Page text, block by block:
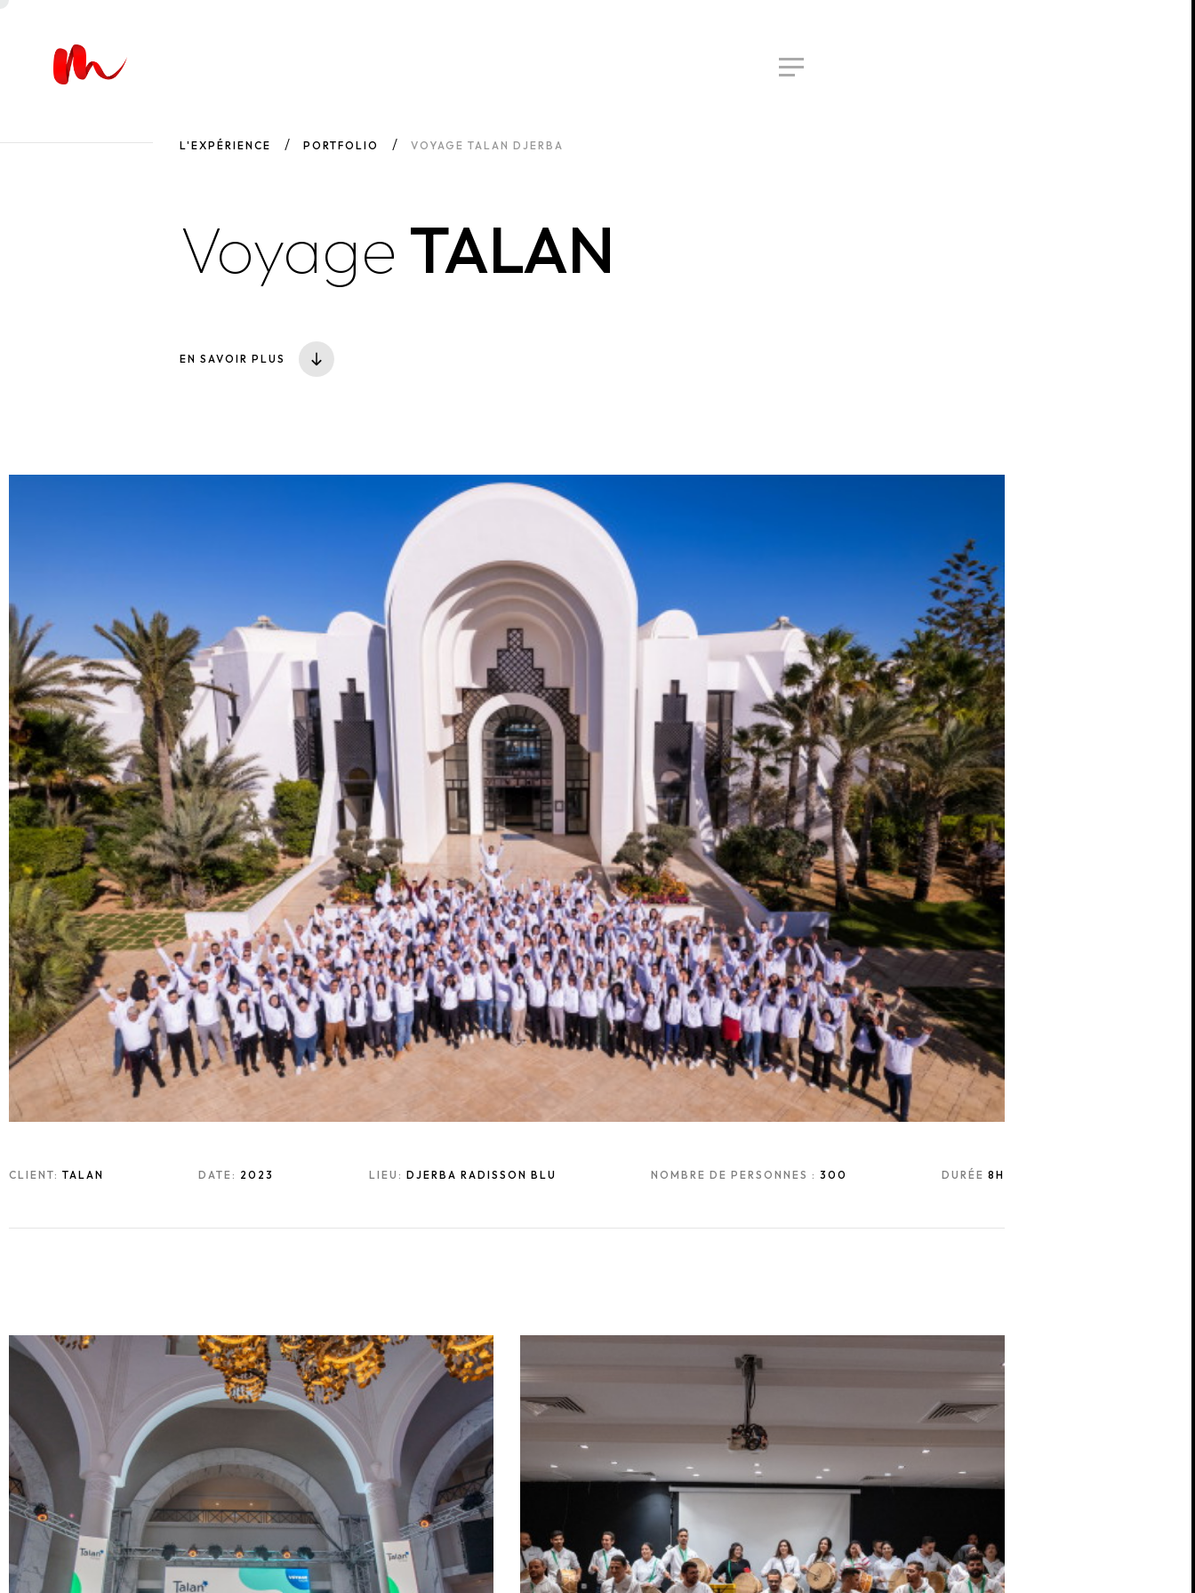
L'EXPÉRIENCE PORTFOLIO VOYAGE TALAN DJERBA
Voyage TALAN
EN SAVOIR PLUS
CLIENT: TALAN DATE: 2023 LIEU: DJERBA RADISSON BLU NOMBRE DE PERSONNES : 300 DURÉE 8H